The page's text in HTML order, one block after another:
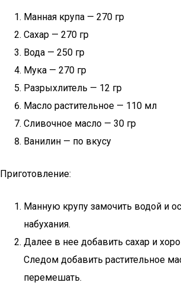
Манная крупа — 270 гр
Сахар — 270 гр
Вода — 250 гр
Мука — 270 гр
Разрыхлитель — 12 гр
Масло растительное — 110 мл
Сливочное масло — 30 гр
Ванилин — по вкусу
Приготовление:
Манную крупу замочить водой и
набухания.
Далее в нее добавить сахар и
Следом добавить растительное
перемешать.